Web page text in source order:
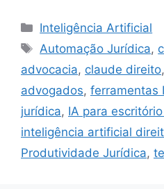
Categorias
Inteligência Artificial
Tags
Automação Jurídica,
advocacia, claude direito,
advogados, ferramentas
jurídica, IA para
inteligência artificial
Produtividade Jurídica,